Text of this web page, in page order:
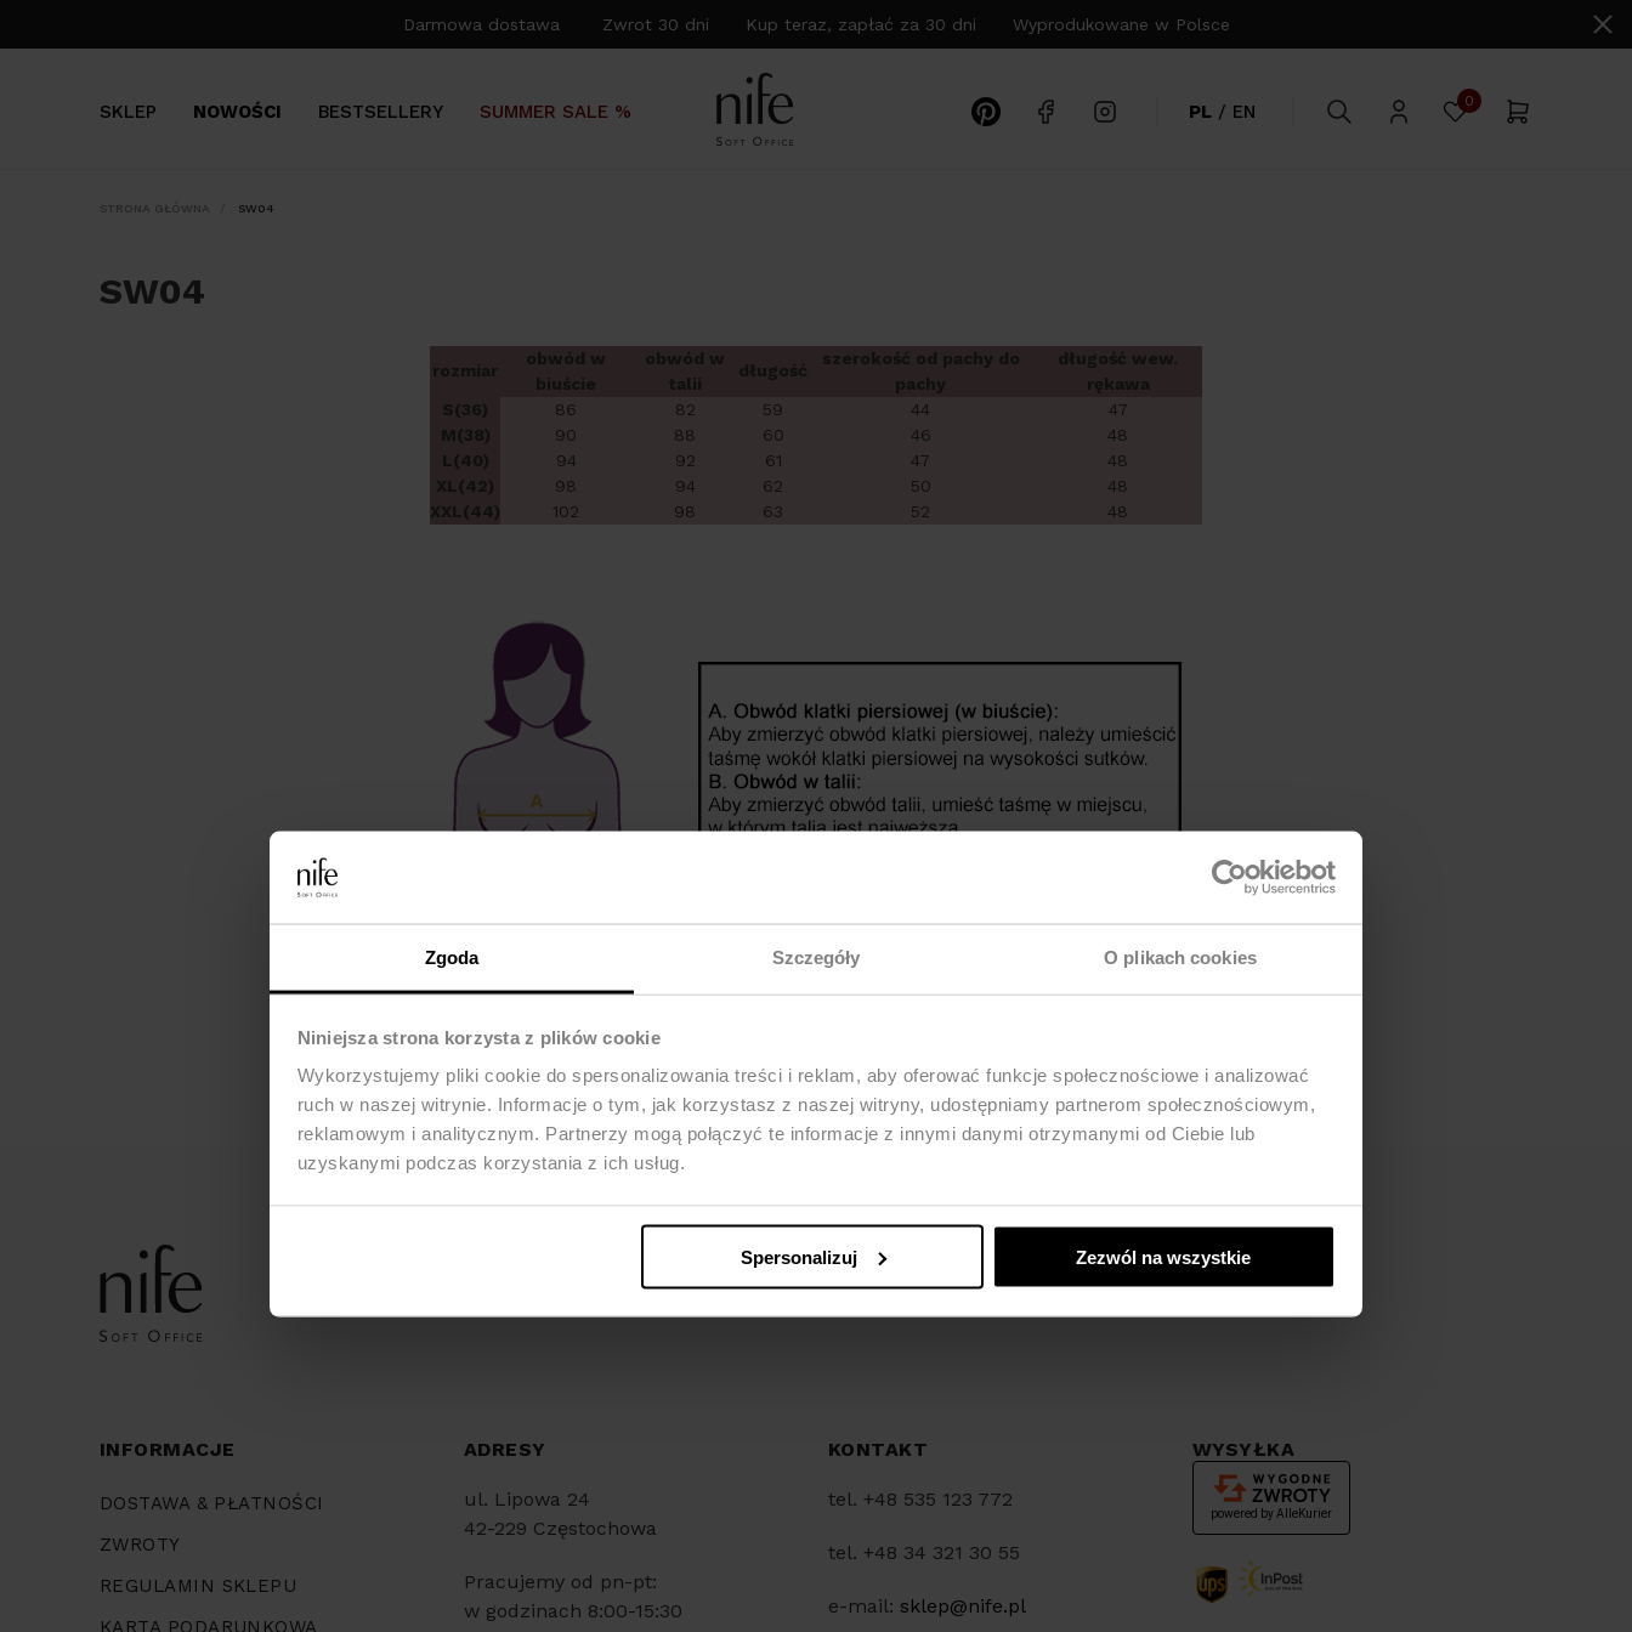
Zgoda Szczegóły O plikach cookies
Niniejsza strona korzysta z plików cookie
Wykorzystujemy pliki cookie do spersonalizowania treści i reklam, aby oferować funkcje społecznościowe i analizować
ruch w naszej witrynie. Informacje o tym, jak korzystasz z naszej witryny, udostępniamy partnerom społecznościowym,
reklamowym i analitycznym. Partnerzy mogą połączyć te informacje z innymi danymi otrzymanymi od Ciebie lub
uzyskanymi podczas korzystania z ich usług.
Spersonalizuj Zezwól na wszystkie
Darmowa dostawa Zwrot 30 dni Kup teraz, zapłać za 30 dni Wyprodukowane w Polsce
SKLEP NOWOŚCI BESTSELLERY SUMMER SALE % PL / EN 0
STRONA GŁÓWNA SW04
SW04
rozmiar
obwód w
biuście
obwód w
talii
długość
szerokość od pachy do
pachy
długość wew.
rękawa
S(36)
86 82 59 44
47
M(38)
90 88 60 46
48
L(40)
94 92 61 47
48
XL(42)
98 94 62 50
48
XXL(44)
102 98 63 52 48
INFORMACJE
DOSTAWA & PŁATNOŚCI
ZWROTY
REGULAMIN SKLEPU
KARTA PODARUNKOWA
ADRESY
ul. Lipowa 24
42-229 Częstochowa
Pracujemy od pn-pt:
w godzinach 8:00-15:30
KONTAKT
tel. +48 535 123 772
tel. +48 34 321 30 55
e-mail: sklep@nife.pl
WYSYŁKA